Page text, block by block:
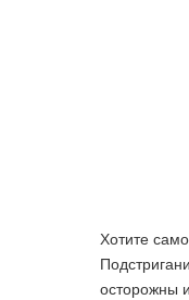
Хотите
осторожны